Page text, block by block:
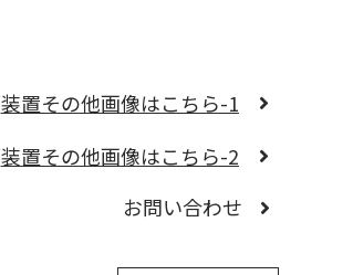
装置その他画像はこちら-1
装置その他画像はこちら-2
お問い合わせ